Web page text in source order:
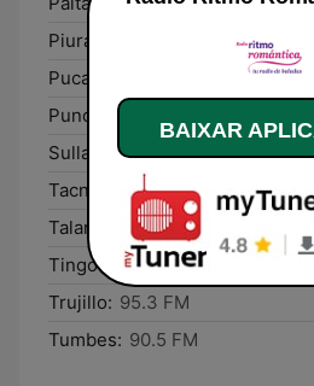
Piura:
Pucallpa:
Puno:
93.7 FM
Sullana:
105.3 FM
Tacna:
94.9 FM
Talara:
100.5 FM
Tingo María: 105.3 FM
Trujillo: 95.3 FM
Tumbes: 90.5 FM
BAIXAR